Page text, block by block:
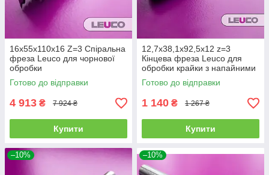
16х55х110х16 Z=3 Спіральна
фреза Leuco для чорнової
обробки
Готово до відправки
4 913 ₴ 7 924 ₴
Купити
12,7х38,1х92,5х12 z=3
Кінцева фреза Leuco для
обробки крайки з напайними
ножами і нижнім
підшипником
Готово до відправки
1 140 ₴ 1 267 ₴
Купити
–10% –10%